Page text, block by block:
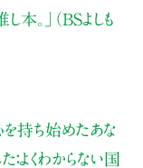
。」（BSよしも
を持ち始めたあな
：よくわからない国